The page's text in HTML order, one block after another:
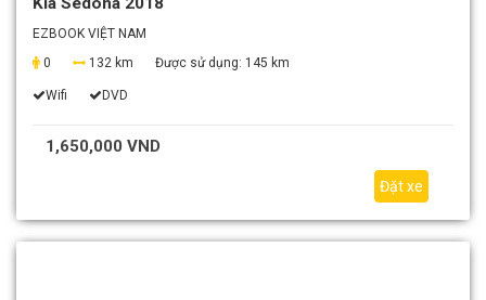
EZBOOK VIỆT NAM
0
132 km Được sử dụng: 145 km
Wifi DVD
1,650,000 VND
Đặt xe